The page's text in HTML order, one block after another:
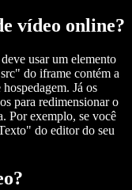
vídeo online?
usar um elemento
do iframe contém a
Já os
para redimensionar o
Por exemplo, se você
do editor do seu